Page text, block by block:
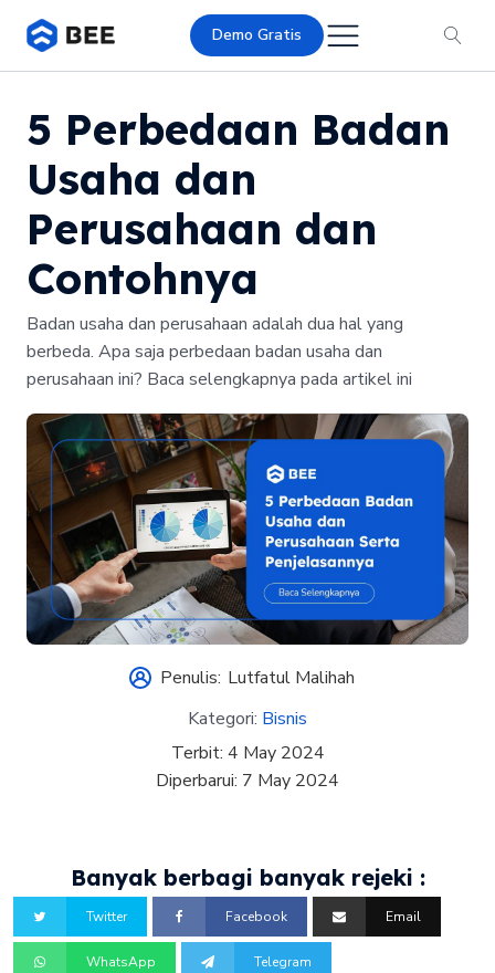
Demo Gratis
5 Perbedaan Badan
Usaha dan
Perusahaan dan
Contohnya
Badan usaha dan perusahaan adalah dua hal yang
berbeda. Apa saja perbedaan badan usaha dan
perusahaan ini? Baca selengkapnya pada artikel ini
Penulis: Lutfatul Malihah
Kategori: Bisnis
Terbit: 4 May 2024
Diperbarui: 7 May 2024
Banyak berbagi banyak rejeki :
Twitter Facebook Email
WhatsApp Telegram